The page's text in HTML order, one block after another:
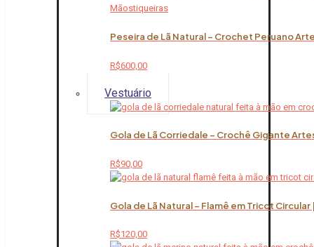
Peseira de Lã Natural – Crochet Peruano
R$600,00
Vestuário
Gola de Lã Corriedale – Crochê Gigante
R$90,00
Gola de Lã Natural – Flamê em Tricot
R$120,00